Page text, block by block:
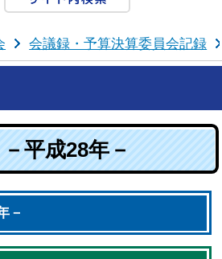
会議録・予算決算委員会記録
平成28年－
－